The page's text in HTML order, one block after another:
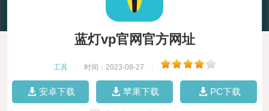
蓝灯vp官网官方网址
工具 时间：2023-08-27
安卓下载 苹果下载 PC下载